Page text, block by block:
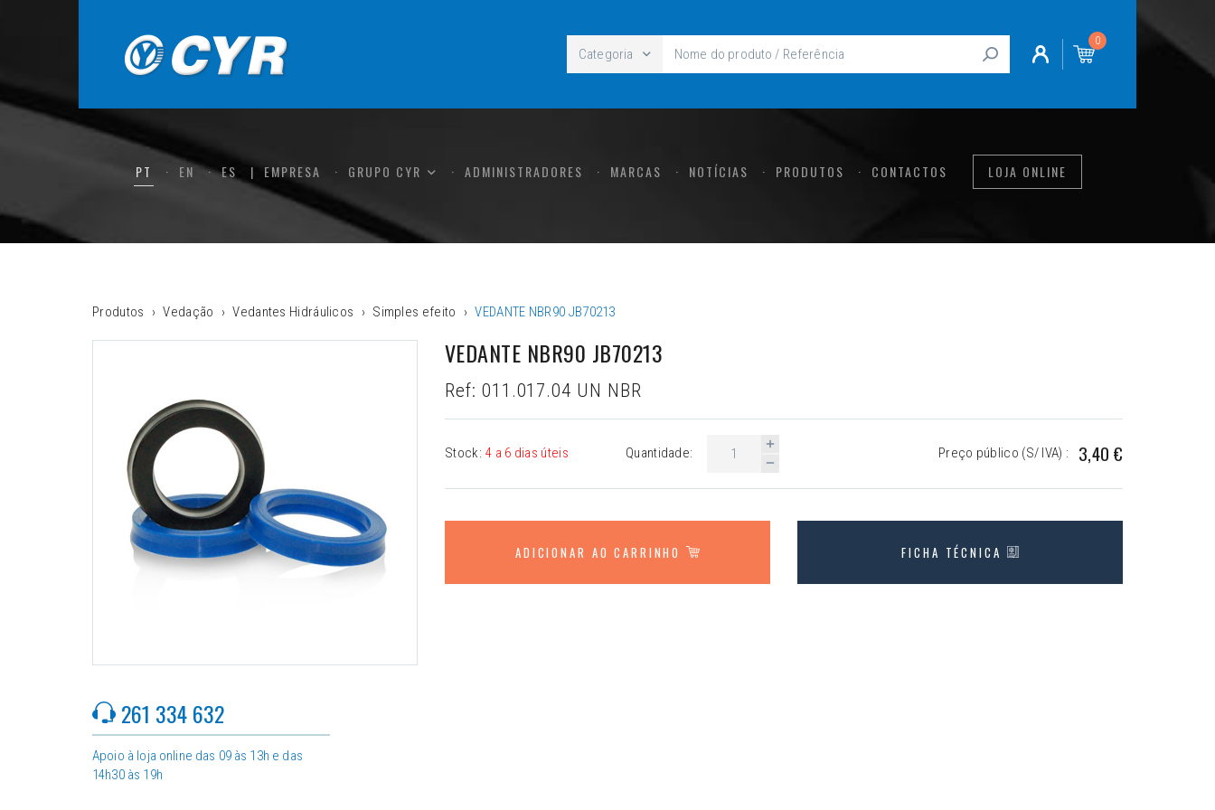
Categoria
0
PT EN ES EMPRESA GRUPO CYR ADMINISTRADORES MARCAS NOTÍCIAS PRODUTOS CONTACTOS LOJA ONLINE
Produtos Vedação Vedantes Hidráulicos Simples efeito VEDANTE NBR90 JB70213
VEDANTE NBR90 JB70213
Ref: 011.017.04 UN NBR
261 334 632
Apoio à loja online das 09 às 13h e das
14h30 às 19h
Stock: 4 a 6 dias úteis Quantidade: Preço público (S/ IVA) : 3,40 €
ADICIONAR AO CARRINHO FICHA TÉCNICA